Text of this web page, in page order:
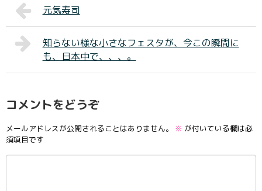
元気寿司
知らない様な小さなフェスタが、今この瞬間に
も、日本中で、、、。
コメントをどうぞ
メールアドレスが公開されることはありません。 ※ が付いている欄は必
須項目です